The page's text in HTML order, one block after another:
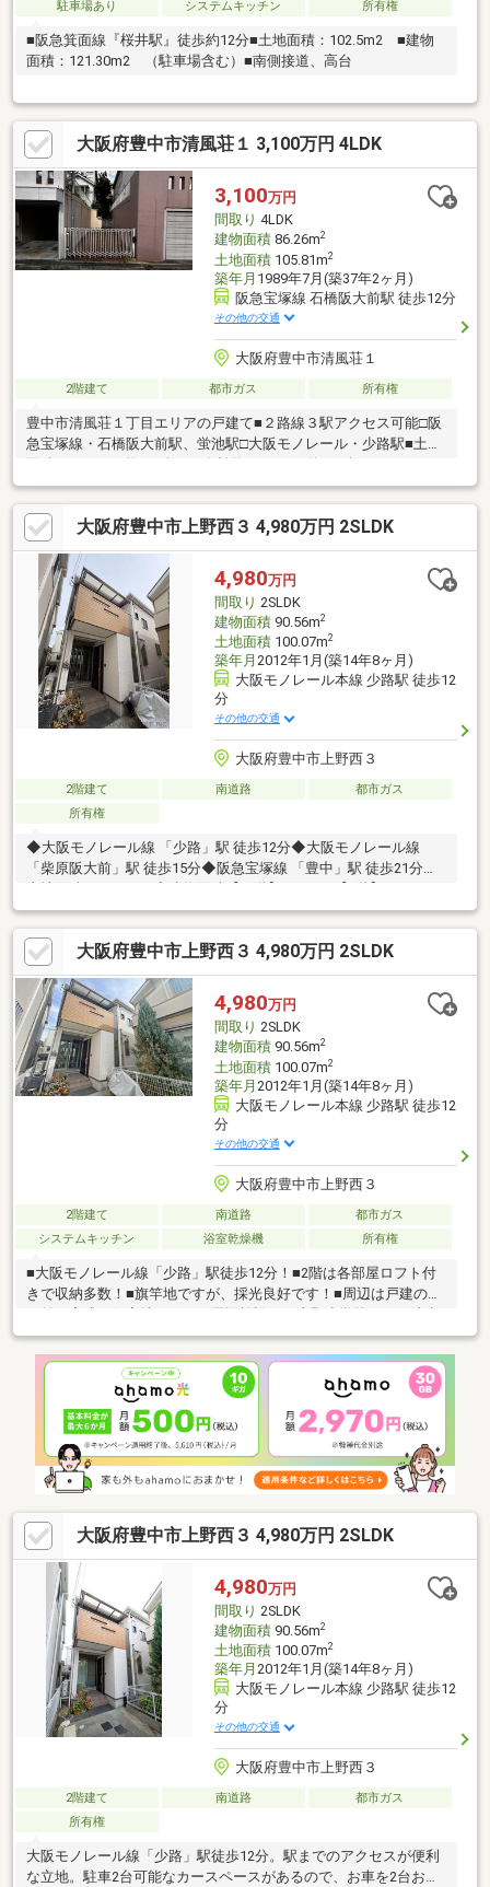
駐車場あり システムキッチン 所有権
■阪急箕面線『桜井駅』徒歩約12分■土地面積：102.5m2 ■建物
面積：121.30m2 （駐車場含む）■南側接道、高台
大阪府豊中市清風荘１ 3,100万円 4LDK
3,100万円
間取り 4LDK
建物面積86.26m2
土地面積105.81m2
築年月 1989年7月(築37年2ヶ月)
阪急宝塚線 石橋阪大前駅 徒歩12分
その他の交通
大阪府豊中市清風荘１
2階建て 都市ガス 所有権
豊中市清風荘１丁目エリアの戸建て■２路線３駅アクセス可能□阪
急宝塚線・石橋阪大前駅、蛍池駅□大阪モノレール・少路駅■土地
■4LDK86.26㎡（約26.0坪）+屋根裏収納■1989（平成１）年７月
築■間口約2.7ｍ駐車１台可能※サイズ制限有周辺環境ーーー■豊中
市立刀根山小学校 徒歩約14分■豊中市立第十八中学校 徒歩約
15分
大阪府豊中市上野西３ 4,980万円 2SLDK
4,980万円
間取り 2SLDK
建物面積90.56m2
土地面積100.07m2
築年月 2012年1月(築14年8ヶ月)
大阪モノレール本線 少路駅 徒歩12
分
その他の交通
大阪府豊中市上野西３
2階建て 南道路
都市ガス
所有権
◆大阪モノレール線 「少路」駅 徒歩12分◆大阪モノレール線
「柴原阪大前」駅 徒歩15分◆阪急宝塚線 「豊中」駅 徒歩21分◆
------------【合計】90.56㎡◆2SLDKの間取り◆カースペースあり◆
閑静な住宅街にあります。大通り（ロマンチック街道）から一歩
中に入った場所にあるため、静かな住環境が手に入ります。
大阪府豊中市上野西３ 4,980万円 2SLDK
4,980万円
間取り 2SLDK
建物面積90.56m2
土地面積100.07m2
築年月 2012年1月(築14年8ヶ月)
大阪モノレール本線 少路駅 徒歩12
分
その他の交通
大阪府豊中市上野西３
2階建て 南道路
都市ガス
システムキッチン
浴室乾燥機 所有権
■大阪モノレール線「少路」駅徒歩12分！■2階は各部屋ロフト付
きで収納多数！■旗竿地ですが、採光良好です！■周辺は戸建の立
12分（960ｍ）・第十一中学校・・・徒歩23分（1840ｍ）・万代
豊中本町店・・・徒歩11分（880ｍ）・阪急オアシス豊中少路
店・・・徒歩15分（1200ｍ）・ロマンチック街道・・・徒歩7分
（560ｍ）東証上場のウィルで安心取引！キッズスペース有！オ
ンライン相談対応！平日特典！北摂・阪神間の物件はほぼ全てご
紹介可能！一緒にあなたにとってベストなお住まいを探しましょ
う！まずはお気軽にお電話を！
大阪府豊中市上野西３ 4,980万円 2SLDK
4,980万円
間取り 2SLDK
建物面積90.56m2
土地面積100.07m2
築年月 2012年1月(築14年8ヶ月)
大阪モノレール本線 少路駅 徒歩12
分
その他の交通
大阪府豊中市上野西３
2階建て 南道路
都市ガス
所有権
大阪モノレール線「少路」駅徒歩12分。駅までのアクセスが便利
な立地。駐車2台可能なカースペースがあるので、お車を2台お持